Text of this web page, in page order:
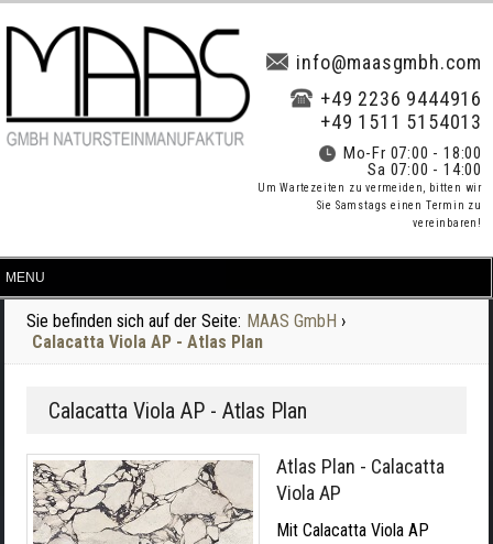
info@maasgmbh.com
+49 2236 9444916
+49 1511 5154013
Mo-Fr 07:00 - 18:00
Sa 07:00 - 14:00
Um Wartezeiten zu vermeiden, bitten wir
Sie Samstags einen Termin zu
vereinbaren!
Sie befinden sich auf der Seite: MAAS GmbH ›
Calacatta Viola AP - Atlas Plan
Calacatta Viola AP - Atlas Plan
Atlas Plan - Calacatta
Viola AP
Mit Calacatta Viola AP